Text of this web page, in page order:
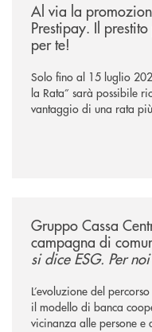
Al via la
Prestipay. Il
per te!
Solo fino al 15 luglio
la Rata” sarà possibile
vantaggio di una rata
Gruppo Cassa
campagna di
si dice ESG. Per
L’evoluzione del
il modello di banca
vicinanza alle persone e